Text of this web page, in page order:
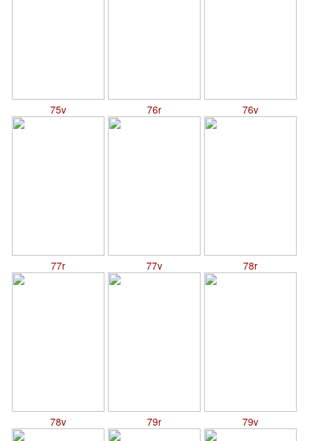
75v 76r 76v
77r 77v 78r
78v 79r 79v